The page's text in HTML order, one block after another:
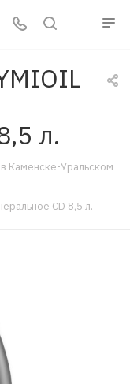
л.
Каменске-Уральском
CD 8,5 л.